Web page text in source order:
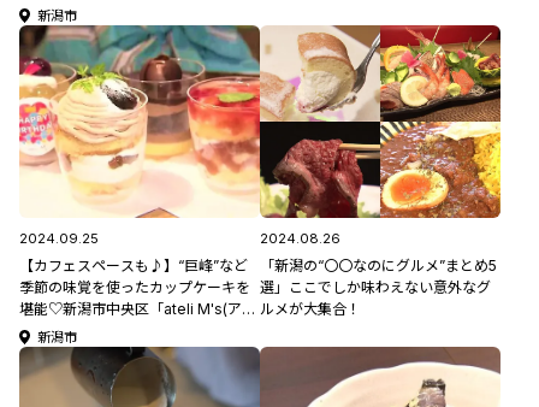
Ojigo」 #ちょいしおプロジェクト
新潟市
2024.09.25
【カフェスペースも♪】“巨峰”など
季節の味覚を使ったカップケーキを
堪能♡新潟市中央区「ateli M's(アト
リエムズ)」
新潟市
2024.08.26
「新潟の“〇〇なのにグルメ”まとめ5
選」ここでしか味わえない意外なグ
ルメが大集合！